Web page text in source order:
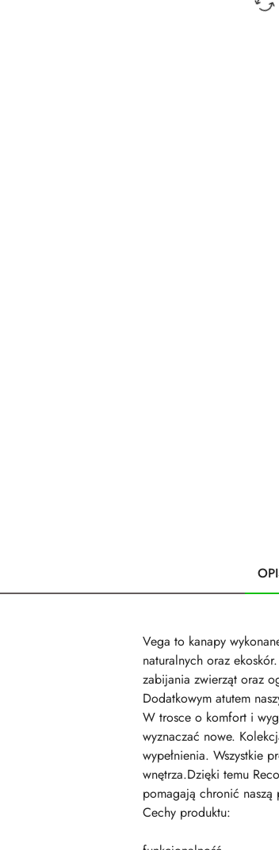
Vega to kanapy
naturalnych oraz
zabijania zwierząt oraz
Dodatkowym atutem
W trosce o komfort i
wyznaczać nowe.
wypełnienia. Wszystkie
wnętrza.Dzięki temu
pomagają chronić naszą
Cechy produktu: